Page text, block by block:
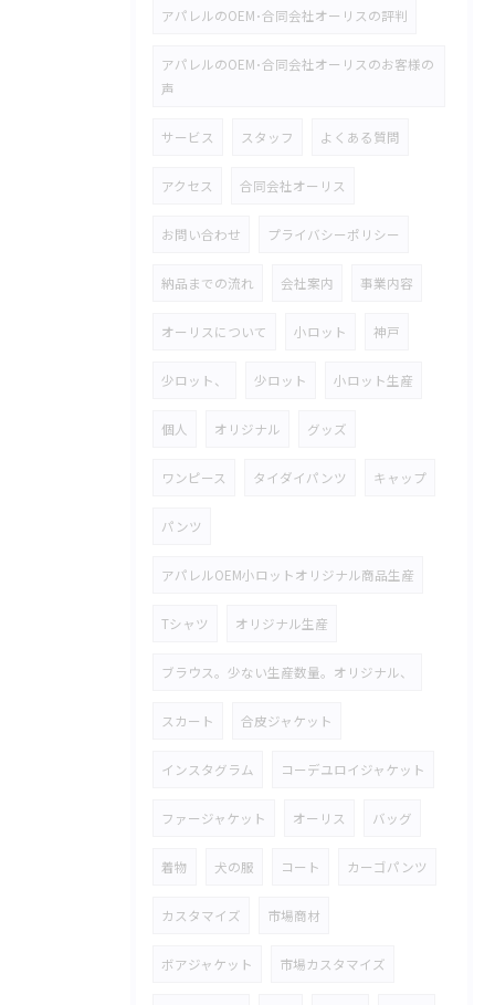
アパレルのOEM･合同会社オーリスの評判
アパレルのOEM･合同会社オーリスのお客様の
声
サービス スタッフ よくある質問
アクセス 合同会社オーリス
お問い合わせ プライバシーポリシー
納品までの流れ 会社案内 事業内容
オーリスについて 小ロット 神戸
少ロット、 少ロット 小ロット生産
個人 オリジナル グッズ
ワンピース タイダイパンツ キャップ
パンツ
アパレルOEM小ロットオリジナル商品生産
Tシャツ オリジナル生産
ブラウス。少ない生産数量。オリジナル、
スカート 合皮ジャケット
インスタグラム コーデユロイジャケット
ファージャケット オーリス バッグ
着物 犬の服 コート カーゴパンツ
カスタマイズ 市場商材
ボアジャケット 市場カスタマイズ